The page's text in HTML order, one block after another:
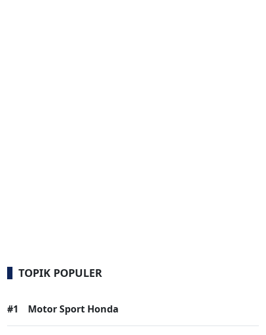
TOPIK POPULER
#1 Motor Sport Honda